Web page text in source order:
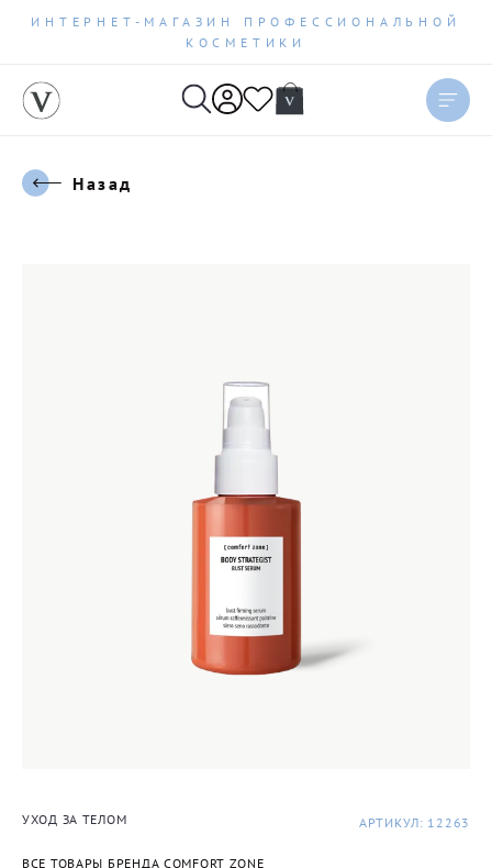
ИНТЕРНЕТ-МАГАЗИН ПРОФЕССИОНАЛЬНОЙ
КОСМЕТИКИ
Назад
УХОД ЗА ТЕЛОМ
ВСЕ ТОВАРЫ БРЕНДА COMFORT ZONE
АРТИКУЛ: 12263